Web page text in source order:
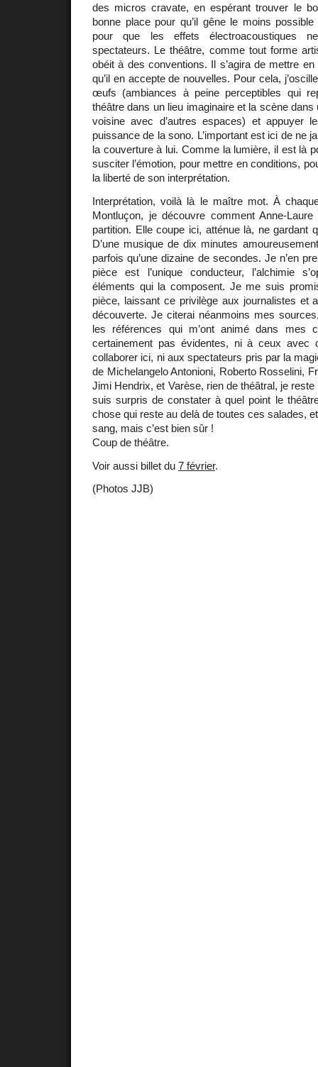
des micros cravate, en espérant trouver le
bonne place pour qu’il gêne le moins
pour que les effets électroacoustiques
spectateurs. Le théâtre, comme tout forme
obéit à des conventions. Il s’agira de mettre
qu’il en accepte de nouvelles. Pour cela,
œufs (ambiances à peine perceptibles qui
théâtre dans un lieu imaginaire et la scène
voisine avec d’autres espaces) et appuyer
puissance de la sono. L’important est ici de ne
la couverture à lui. Comme la lumière, il est là
susciter l’émotion, pour mettre en conditions,
la liberté de son interprétation.
Interprétation, voilà là le maître mot. À
Montluçon, je découvre comment Anne-
partition. Elle coupe ici, atténue là, ne gardant
D’une musique de dix minutes
parfois qu’une dizaine de secondes. Je n’en
pièce est l’unique conducteur, l’alchimie
éléments qui la composent. Je me suis
pièce, laissant ce privilège aux journalistes et
découverte. Je citerai néanmoins mes
les références qui m’ont animé dans mes
certainement pas évidentes, ni à ceux avec
collaborer ici, ni aux spectateurs pris par la
de Michelangelo Antonioni, Roberto Rosselini,
Jimi Hendrix, et Varèse, rien de théâtral, je
suis surpris de constater à quel point le
chose qui reste au delà de toutes ces salades,
sang, mais c’est bien sûr !
Coup de théâtre.
Voir aussi billet du 7 février.
(Photos JJB)